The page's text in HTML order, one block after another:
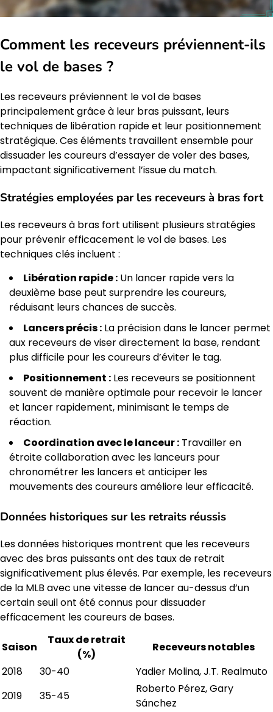
Comment les receveurs préviennent-ils
le vol de bases ?
Les receveurs préviennent le vol de bases
principalement grâce à leur bras puissant, leurs
techniques de libération rapide et leur positionnement
stratégique. Ces éléments travaillent ensemble pour
dissuader les coureurs d’essayer de voler des bases,
impactant significativement l’issue du match.
Stratégies employées par les receveurs à bras fort
Les receveurs à bras fort utilisent plusieurs stratégies
pour prévenir efficacement le vol de bases. Les
techniques clés incluent :
Libération rapide : Un lancer rapide vers la
deuxième base peut surprendre les coureurs,
réduisant leurs chances de succès.
Lancers précis : La précision dans le lancer permet
aux receveurs de viser directement la base, rendant
plus difficile pour les coureurs d’éviter le tag.
Positionnement : Les receveurs se positionnent
souvent de manière optimale pour recevoir le lancer
et lancer rapidement, minimisant le temps de
réaction.
Coordination avec le lanceur : Travailler en
étroite collaboration avec les lanceurs pour
chronométrer les lancers et anticiper les
mouvements des coureurs améliore leur efficacité.
Données historiques sur les retraits réussis
Les données historiques montrent que les receveurs
avec des bras puissants ont des taux de retrait
significativement plus élevés. Par exemple, les receveurs
de la MLB avec une vitesse de lancer au-dessus d’un
certain seuil ont été connus pour dissuader
efficacement les coureurs de bases.
Saison
Taux de retrait
(%)
Receveurs notables
2018
30-40
Yadier Molina, J.T. Realmuto
2019
35-45
Roberto Pérez, Gary
Sánchez